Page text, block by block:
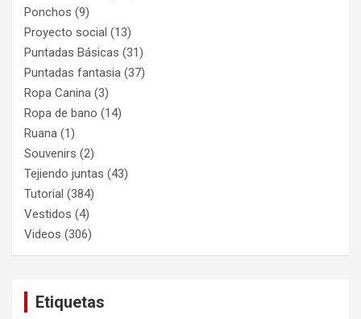
Ponchos (9)
Proyecto social (13)
Puntadas Básicas (31)
Puntadas fantasia (37)
Ropa Canina (3)
Ropa de bano (14)
Ruana (1)
Souvenirs (2)
Tejiendo juntas (43)
Tutorial (384)
Vestidos (4)
Videos (306)
Etiquetas